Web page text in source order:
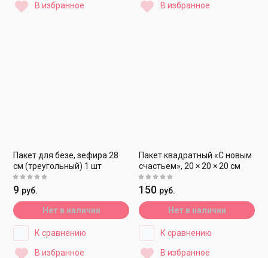
В избранное В избранное
Пакет для безе, зефира 28
см (треугольный) 1 шт
9 руб.
Нет в наличии
К сравнению
В избранное
Пакет квадратный «С новым
счастьем», 20 × 20 × 20 см
150 руб.
Нет в наличии
К сравнению
В избранное